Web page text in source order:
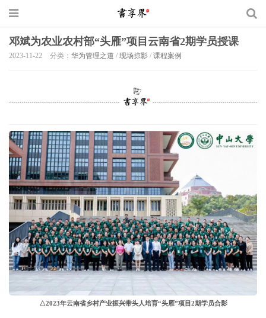
邓斌为农业农村部“头雁”项目云南省2期学员授课
2023-11-22 分类： 华为管理之道 / 现场掠影 / 课程案例
△2023年云南省乡村产业振兴带头人培育“头雁”项目2期学员合影